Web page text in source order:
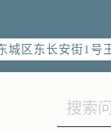
阳区建国门外大
城区东长安街1号
常营业！